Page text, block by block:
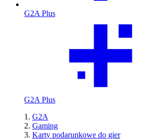
G2A Plus
G2A Plus
G2A
Gaming
Karty podarunkowe do gier